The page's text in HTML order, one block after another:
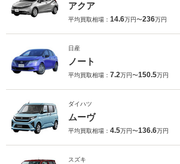
アクア
平均買取相場： 14.6万円〜236万円
日産
ノート
平均買取相場： 7.2万円〜150.5万円
ダイハツ
ムーヴ
平均買取相場： 4.5万円〜136.6万円
スズキ